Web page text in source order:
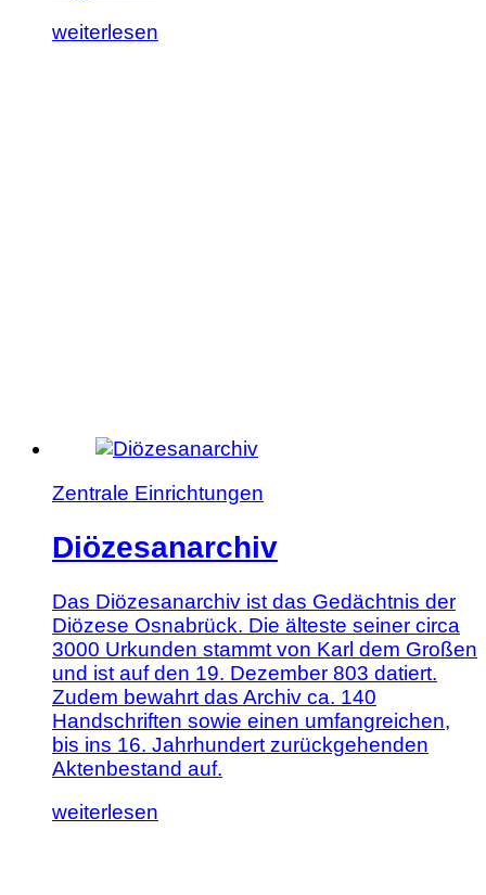
Lesen
weiterlesen
Zentrale Einrichtungen
Diözesanarchiv
Das Diözesanarchiv ist das Gedächtnis der
Diözese Osnabrück. Die älteste seiner circa
3000 Urkunden stammt von Karl dem Großen
und ist auf den 19. Dezember 803 datiert.
Zudem bewahrt das Archiv ca. 140
Handschriften sowie einen umfangreichen,
bis ins 16. Jahrhundert zurückgehenden
Aktenbestand auf.
Lesen
weiterlesen